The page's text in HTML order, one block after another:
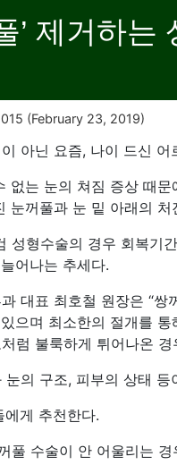
’ 제거하는
(February 23, 2019)
아닌 요즘, 나이 드신 어
없는 눈의 쳐짐 증상 때
눈꺼풀과 눈 밑 아래의
성형수술의 경우 회복기
어나는 추세다.
대표 최호철 원장은 “
으며 최소한의 절개를
럼 불룩하게 튀어나온
의 구조, 피부의 상태
게 추천한다.
수술이 안 어울리는 경